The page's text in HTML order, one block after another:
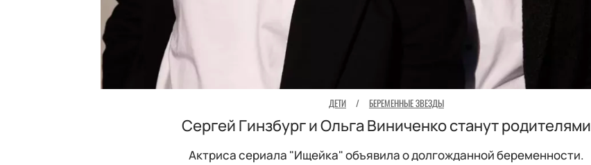
ДЕТИ / БЕРЕМЕННЫЕ ЗВЕЗДЫ
Сергей Гинзбург и Ольга Виниченко станут родителями
Актриса сериала "Ищейка" объявила о долгожданной беременности.